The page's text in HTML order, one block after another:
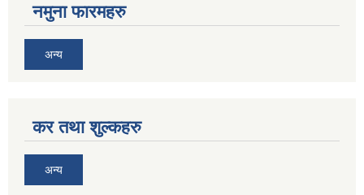
नमुना फारमहरु
अन्य
कर तथा शुल्कहरु
अन्य